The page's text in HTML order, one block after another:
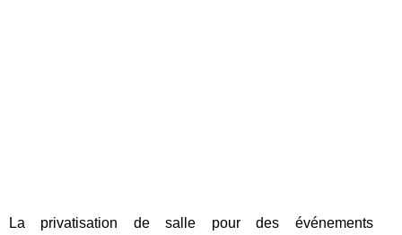
La privatisation de salle pour des événements